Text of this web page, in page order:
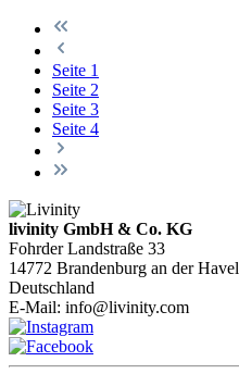
Seite 1
Seite 2
Seite 3
Seite 4
livinity GmbH & Co. KG
Fohrder Landstraße 33
14772 Brandenburg an der Havel
Deutschland
E-Mail: info@livinity.com